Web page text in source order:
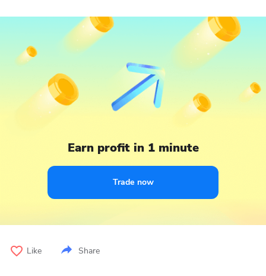
Earn profit in 1 minute
Trade now
Like Share